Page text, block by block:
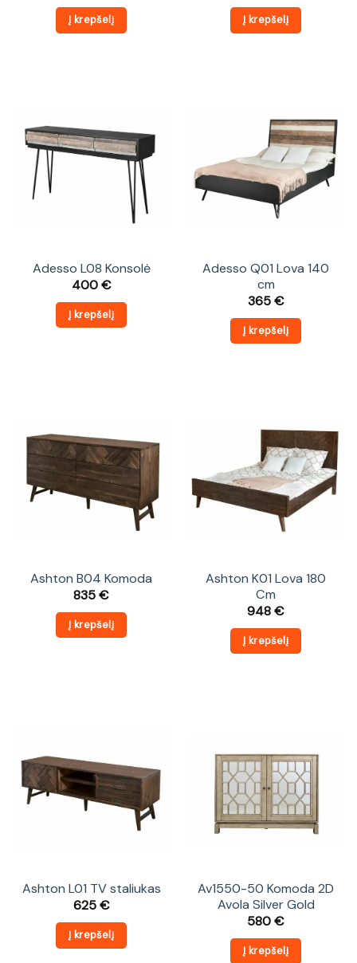
Į krepšelį Į krepšelį
Adesso L08 Konsolė
400€
Į krepšelį
Adesso Q01 Lova 140
cm
365€
Į krepšelį
Ashton B04 Komoda
835€
Į krepšelį
Ashton K01 Lova 180
Cm
948€
Į krepšelį
Ashton L01 TV staliukas
625€
Į krepšelį
Av1550-50 Komoda 2D
Avola Silver Gold
580€
Į krepšelį